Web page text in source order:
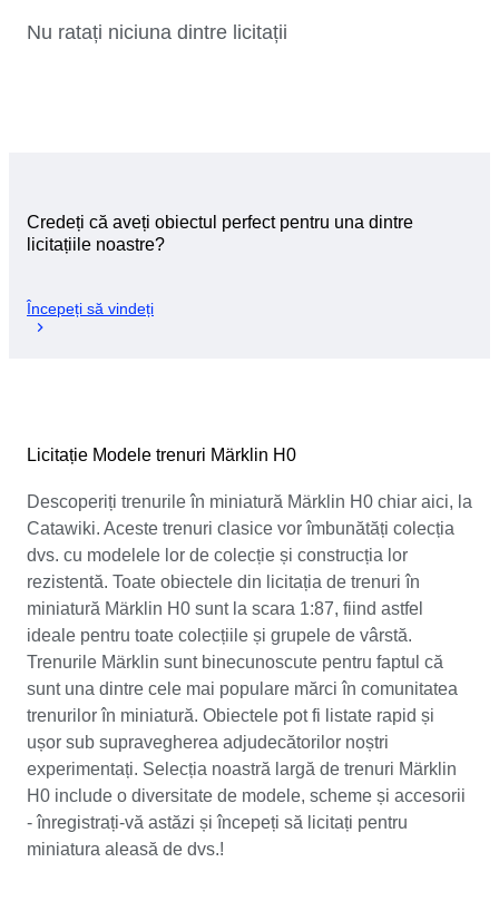
Nu ratați niciuna dintre licitații
Credeți că aveți obiectul perfect pentru una dintre
licitațiile noastre?
Începeți să vindeți
Licitație Modele trenuri Märklin H0
Descoperiți trenurile în miniatură Märklin H0 chiar aici, la
Catawiki. Aceste trenuri clasice vor îmbunătăți colecția
dvs. cu modelele lor de colecție și construcția lor
rezistentă. Toate obiectele din licitația de trenuri în
miniatură Märklin H0 sunt la scara 1:87, fiind astfel
ideale pentru toate colecțiile și grupele de vârstă.
Trenurile Märklin sunt binecunoscute pentru faptul că
sunt una dintre cele mai populare mărci în comunitatea
trenurilor în miniatură. Obiectele pot fi listate rapid și
ușor sub supravegherea adjudecătorilor noștri
experimentați. Selecția noastră largă de trenuri Märklin
H0 include o diversitate de modele, scheme și accesorii
- înregistrați-vă astăzi și începeți să licitați pentru
miniatura aleasă de dvs.!